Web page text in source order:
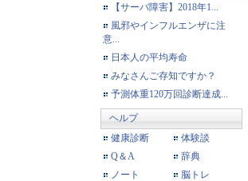
【サーバ障害】2018年1...
風邪やインフルエンザに注
意...
日本人の平均寿命
みなさんご存知ですか？
予測体重120万回診断達成...
ヘルプ
健康診断
体験談
Q＆A
辞典
ノート
脳トレ